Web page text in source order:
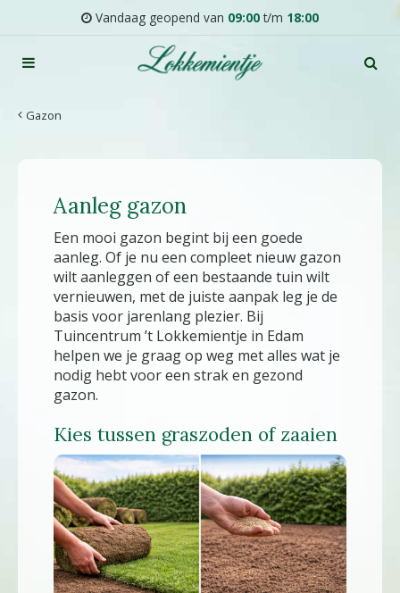
Gazon
Vandaag geopend van 09:00t/m 18:00
Aanleg gazon
Een mooi gazon begint bij een goede
aanleg. Of je nu een compleet nieuw gazon
wilt aanleggen of een bestaande tuin wilt
vernieuwen, met de juiste aanpak leg je de
basis voor jarenlang plezier. Bij
Tuincentrum ’t Lokkemientje in Edam
helpen we je graag op weg met alles wat je
nodig hebt voor een strak en gezond
gazon.
Kies tussen graszoden of zaaien